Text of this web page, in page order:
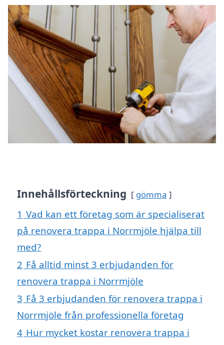
Innehållsförteckning gömma
1 Vad kan ett företag som är specialiserat
på renovera trappa i Norrmjöle hjälpa till
med?
2 Få alltid minst 3 erbjudanden för
renovera trappa i Norrmjöle
3 Få 3 erbjudanden för renovera trappa i
Norrmjöle från professionella företag
4 Hur mycket kostar renovera trappa i